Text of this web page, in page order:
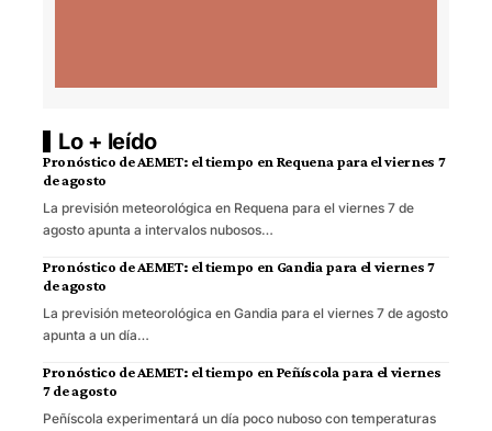
Lo + leído
Pronóstico de AEMET: el tiempo en Requena para el viernes 7
de agosto
La previsión meteorológica en Requena para el viernes 7 de
agosto apunta a intervalos nubosos…
Pronóstico de AEMET: el tiempo en Gandia para el viernes 7
de agosto
La previsión meteorológica en Gandia para el viernes 7 de agosto
apunta a un día…
Pronóstico de AEMET: el tiempo en Peñíscola para el viernes
7 de agosto
Peñíscola experimentará un día poco nuboso con temperaturas